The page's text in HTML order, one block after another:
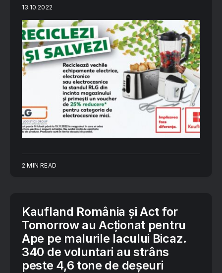
13.10.2022
2 MIN READ
Kaufland România și Act for
Tomorrow au Acționat pentru
Ape pe malurile lacului Bicaz.
340 de voluntari au strâns
peste 4,6 tone de deșeuri